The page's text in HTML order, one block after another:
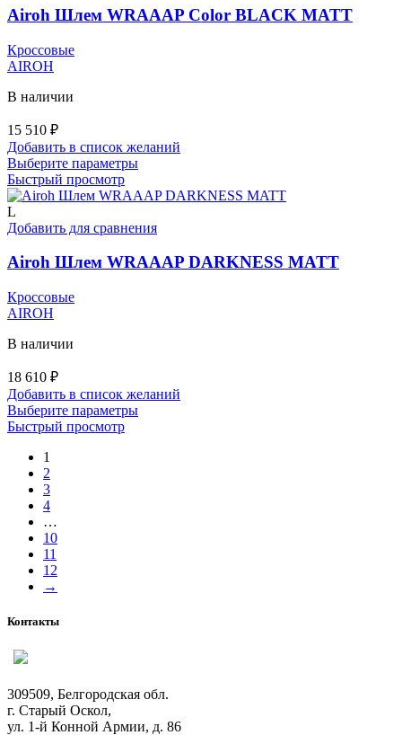
можно
выбрать
Airoh Шлем WRAAAP Color BLACK MATT
Кроссовые
AIROH
В наличии
15 510 ₽
Добавить в список желаний
Выберите параметрыЭтот
имеет
вариаций.
можно
Быстрый просмотр
L
Добавить для сравнения
Airoh Шлем WRAAAP DARKNESS MATT
Кроссовые
AIROH
В наличии
18 610 ₽
Добавить в список желаний
Выберите параметрыЭтот
Быстрый просмотр
1
2
3
4
…
10
11
12
→
Контакты
309509, Белгородская обл.
г. Старый Оскол,
ул. 1-й Конной Армии, д. 86